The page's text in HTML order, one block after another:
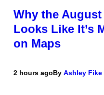
Why the
Looks Like It’s
on Maps
2 hours agoBy Ashley Fike